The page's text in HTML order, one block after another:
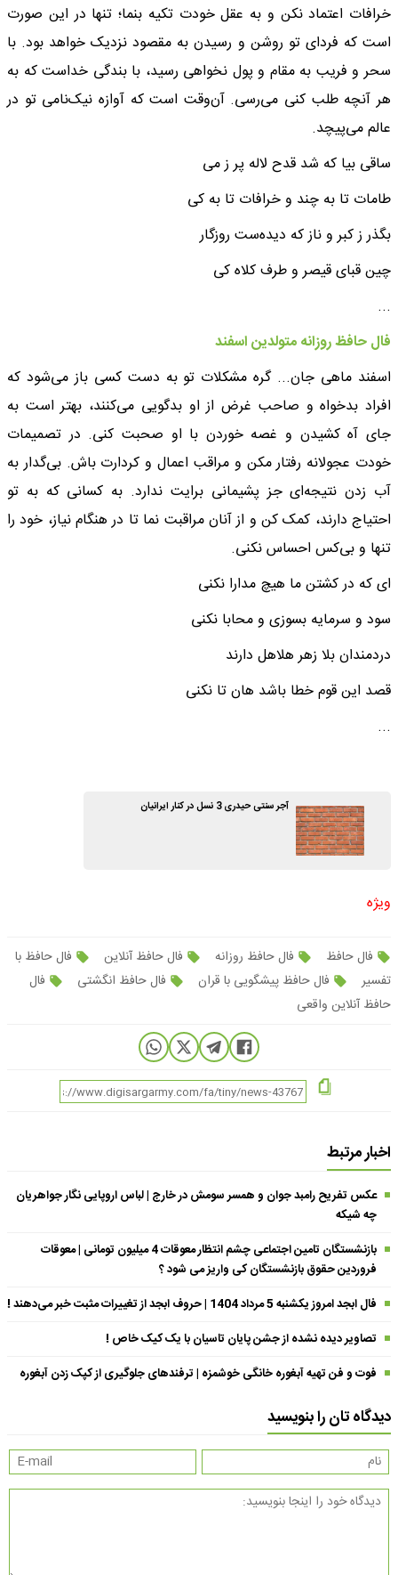
خرافات اعتماد نکن و به عقل خودت تکیه بنما؛ تنها در این صورت
است که فردای تو روشن و رسیدن به مقصود نزدیک خواهد بود. با
سحر و فریب به مقام و پول نخواهی رسید، با بندگی خداست که به
هر آنچه طلب کنی می‌رسی. آن‌وقت است که آوازه نیک‌نامی تو در
عالم می‌پیچد.
ساقی بیا که شد قدح لاله پر ز می
طامات تا به چند و خرافات تا به کی
بگذر ز کبر و ناز که دیده‌ست روزگار
چین قبای قیصر و طرف کلاه کی
...
فال حافظ روزانه متولدین اسفند
اسفند ماهی جان... گره مشکلات تو به دست کسی باز می‌شود که
افراد بدخواه و صاحب غرض از او بدگویی می‌کنند، بهتر است به
جای آه کشیدن و غصه خوردن با او صحبت کنی. در تصمیمات
خودت عجولانه رفتار مکن و مراقب اعمال و کردارت باش. بی‌گدار به
آب زدن نتیجه‌ای جز پشیمانی برایت ندارد. به کسانی که به تو
احتیاج دارند، کمک کن و از آنان مراقبت نما تا در هنگام نیاز، خود را
تنها و بی‌کس احساس نکنی.
ای که در کشتن ما هیچ مدارا نکنی
سود و سرمایه بسوزی و محابا نکنی
دردمندان بلا زهر هلاهل دارند
قصد این قوم خطا باشد هان تا نکنی
...
آجر سنتی حیدری 3 نسل در کنار ایرانیان
ویژه
فال حافظ فال حافظ روزانه فال حافظ آنلاین
فال حافظ با
تفسیر
فال حافظ پیشگویی با قران فال حافظ انگشتی
فال
حافظ آنلاین واقعی
اخبار مرتبط
عکس تفریح رامبد جوان و همسر سومش در خارج | لباس اروپایی نگار جواهریان
چه شیکه
بازنشستگان تامین اجتماعی چشم انتظار معوقات 4 میلیون تومانی | معوقات
فروردین حقوق بازنشستگان کی واریز می شود ؟
فال ابجد امروز یکشنبه 5 مرداد 1404 | حروف ابجد از تغییرات مثبت خبر می‌دهند !
تصاویر دیده نشده از جشن پایان تاسیان با یک کیک خاص !
فوت و فن تهیه آبغوره خانگی خوشمزه | ترفندهای جلوگیری از کپک زدن آبغوره
دیدگاه تان را بنویسید